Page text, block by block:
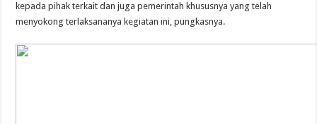
kepada pihak terkait dan juga pemerintah khususnya yang telah
menyokong terlaksananya kegiatan ini, pungkasnya.